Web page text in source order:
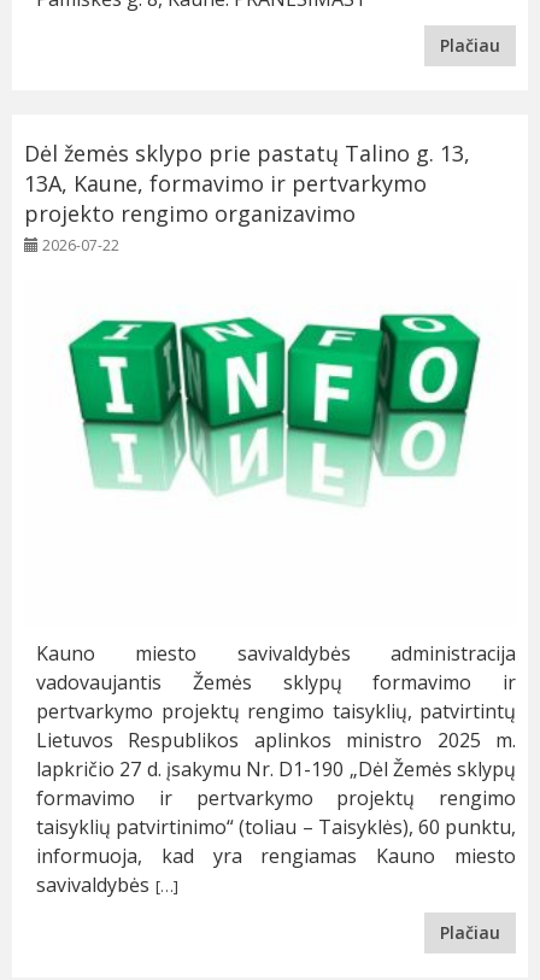
Plačiau
Dėl žemės sklypo prie pastatų Talino g. 13,
13A, Kaune, formavimo ir pertvarkymo
projekto rengimo organizavimo
2026-07-22
Kauno miesto savivaldybės administracija
vadovaujantis Žemės sklypų formavimo ir
pertvarkymo projektų rengimo taisyklių, patvirtintų
Lietuvos Respublikos aplinkos ministro 2025 m.
lapkričio 27 d. įsakymu Nr. D1-190 „Dėl Žemės sklypų
formavimo ir pertvarkymo projektų rengimo
taisyklių patvirtinimo“ (toliau – Taisyklės), 60 punktu,
informuoja, kad yra rengiamas Kauno miesto
savivaldybės […]
Plačiau